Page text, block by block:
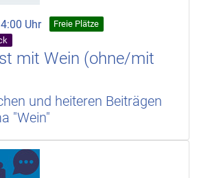
Uhr
Freie Plätze
mit Wein (ohne/mit
und heiteren Beiträgen
"Wein"